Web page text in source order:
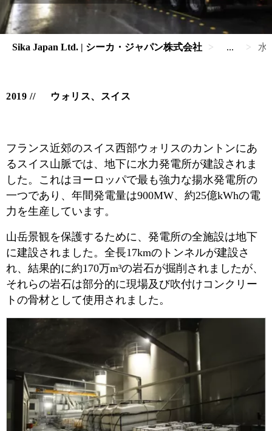
Sika Japan Ltd. | シーカ・ジャパン株式会社 ... 水
2019 ウォリス、スイス
フランス近郊のスイス西部ウォリスのカントンにあ
るスイス山脈では、地下に水力発電所が建設されま
した。これはヨーロッパで最も強力な揚水発電所の
一つであり、年間発電量は900MW、約25億kWhの電
力を生産しています。
山岳景観を保護するために、発電所の全施設は地下
に建設されました。全長17kmのトンネルが建設さ
れ、結果的に約170万m³の岩石が掘削されましたが、
それらの岩石は部分的に現場及び吹付けコンクリー
トの骨材として使用されました。